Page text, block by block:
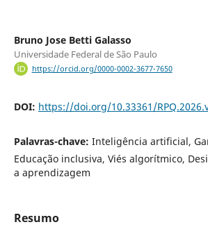
Bruno Jose Betti Galasso
Universidade Federal de São Paulo
https://orcid.org/0000-0002-3677-7650
DOI: https://doi.org/10.33361/
Palavras-chave: Inteligência artificial,
Educação inclusiva, Viés algorítmico,
a aprendizagem
Resumo